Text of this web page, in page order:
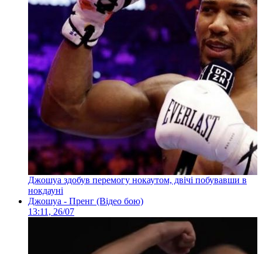
Джошуа здобув перемогу нокаутом, двічі побувавши в
нокдауні
Джошуа - Пренг (Відео бою)
13:11, 26/07